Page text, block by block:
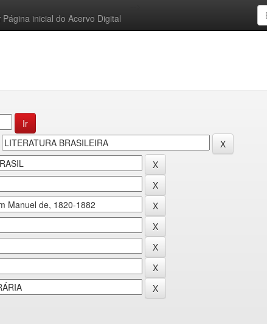
Página inicial do Acervo Digital